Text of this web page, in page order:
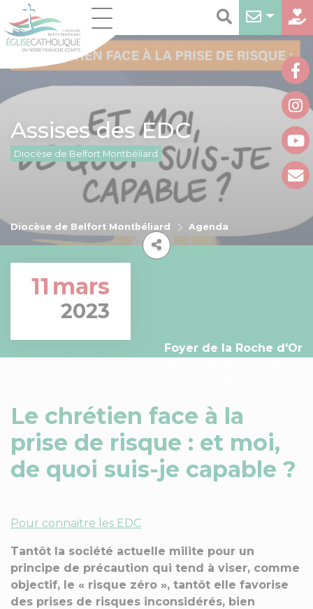
Assises des EDC
Diocèse de Belfort Montbéliard
Diocèse de Belfort Montbéliard Agenda
11 mars
2023
Foyer de la Roche d'Or
Le chrétien face à la
prise de risque : et moi,
de quoi suis-je capable ?
Pour connaitre les EDC
Tantôt la société actuelle milite pour un
principe de précaution qui tend à viser, comme
objectif, le « risque zéro », tantôt elle favorise
des prises de risques inconsidérés, bien